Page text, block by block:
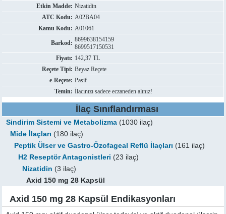
Etkin Madde: Nizatidin
ATC Kodu: A02BA04
Kamu Kodu: A01061
Barkod: 8699638154159
8699517150531
Fiyatı: 142,37 TL
Reçete Tipi: Beyaz Reçete
e-Reçete: Pasif
Temin: İlacınızı sadece eczaneden alınız!
İlaç Sınıflandırması
Sindirim Sistemi ve Metabolizma (1030 ilaç)
Mide İlaçları (180 ilaç)
Peptik Ülser ve Gastro-Özofageal Reflü İlaçları (161 ilaç)
H2 Reseptör Antagonistleri (23 ilaç)
Nizatidin (3 ilaç)
Axid 150 mg 28 Kapsül
Axid 150 mg 28 Kapsül Endikasyonları